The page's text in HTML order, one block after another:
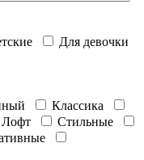
Для девочки
Классика
Лофт
Стильные